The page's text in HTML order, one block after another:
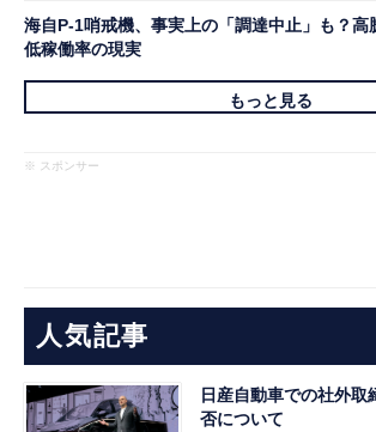
海自P-1哨戒機、事実上の「調達中止」も？高
低稼働率の現実
もっと見る
※ スポンサー
人気記事
日産自動車での社外取
否について